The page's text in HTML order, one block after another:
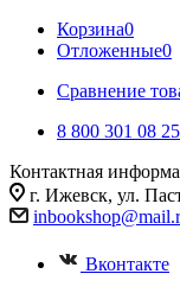
Корзина0
Отложенные0
Сравнение
8 800 301 08 25
Контактная
г. Ижевск, ул.
Вконтакте